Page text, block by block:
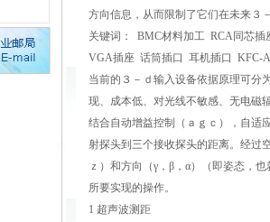
方向信息，从而限制了它们在未来３
关键词： BMC材料加工 RCA同芯插
VGA插座 话筒插口 耳机插口 KFC-
当前的３－ｄ输入设备依据原理可分
现、成本低、对光线不敏感、无电磁
结合自动增益控制（ａｇｃ），自适
射探头到三个接收探头的距离。经过
ｚ）和方向（γ，β，α）（即姿态，
所要实现的操作。
1 超声波测距